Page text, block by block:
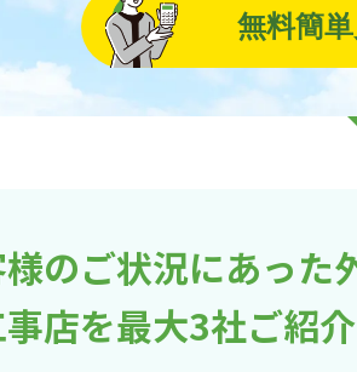
無料簡
のご状況にあった
店を最大3社ご紹